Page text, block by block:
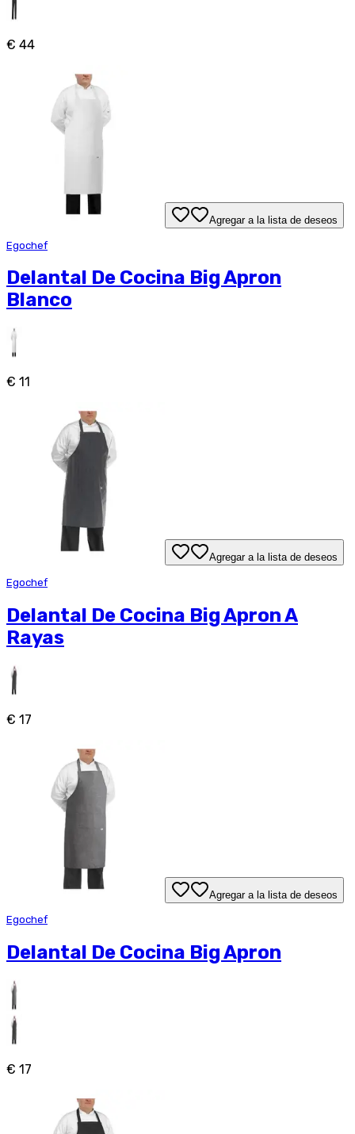
€ 44
Agregar a la lista de deseos
Egochef
Delantal De Cocina Big Apron
Blanco
€ 11
Agregar a la lista de deseos
Egochef
Delantal De Cocina Big Apron A
Rayas
€ 17
Agregar a la lista de deseos
Egochef
Delantal De Cocina Big Apron
€ 17